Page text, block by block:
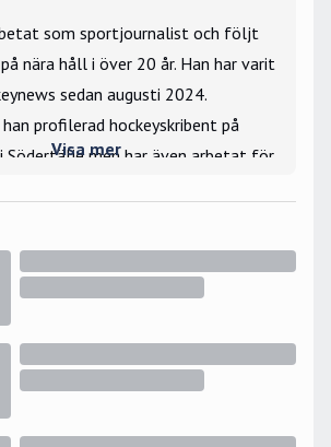
som sportjournalist och följt
nära håll i över 20 år. Han har varit
sedan augusti 2024.
profilerad hockeyskribent på
Södertälje men har även arbetat för
SHL, Hockeyallsvenskan, NHL, VM
under flera år även hörts som
samt SHL och SDHL.
att berätta nyheter eller skriva
som rör ekonomi, elitlicens,
Visa mer